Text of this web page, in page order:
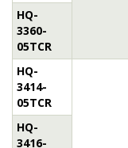
HQ-
3360-
05TCR
HQ-
3414-
05TCR
HQ-
3416-